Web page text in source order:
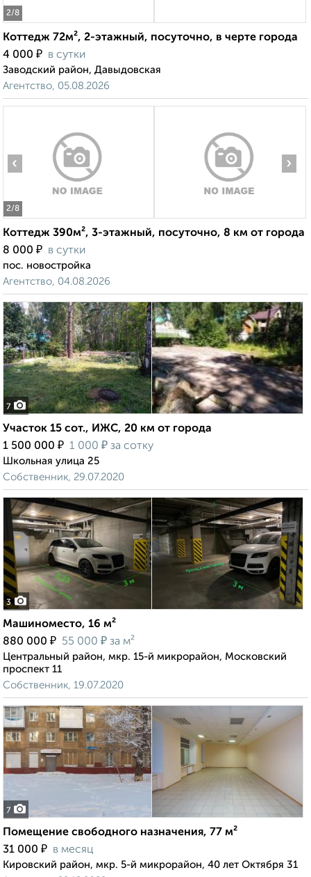
2/8
Коттедж 72м², 2-этажный, посуточно, в черте города
4 000 ₽ в сутки
Заводский район, Давыдовская
Агентство, 05.08.2026
2/8
‹ ›
Коттедж 390м², 3-этажный, посуточно, 8 км от города
8 000 ₽ в сутки
пос. новостройка
Агентство, 04.08.2026
7
Участок 15 сот., ИЖС, 20 км от города
1 500 000 ₽ 1 000 ₽ за сотку
Школьная улица 25
Собственник, 29.07.2020
3
Машиноместо, 16 м²
880 000 ₽ 55 000 ₽ за м²
Центральный район, мкр. 15-й микрорайон, Московский
проспект 11
Собственник, 19.07.2020
7
Помещение свободного назначения, 77 м²
31 000 ₽ в месяц
Кировский район, мкр. 5-й микрорайон, 40 лет Октября 31